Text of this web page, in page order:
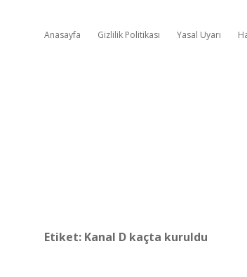
Anasayfa Gizlilik Politikası Yasal Uyarı
Etiket: Kanal D kaçta kuruldu